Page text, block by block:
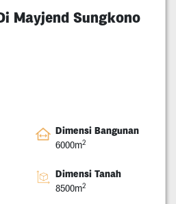
Mayjend Sungkono
Dimensi Bangunan
6000m2
Dimensi Tanah
8500m2